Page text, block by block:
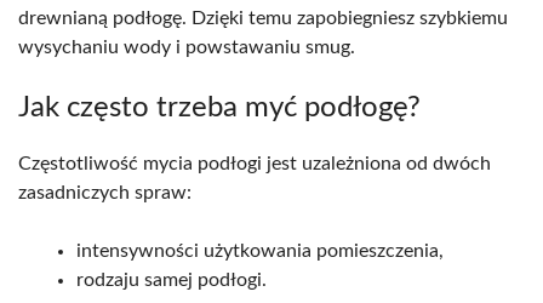
drewnianą podłogę. Dzięki temu zapobiegniesz szybkiemu
wysychaniu wody i powstawaniu smug.
Jak często trzeba myć podłogę?
Częstotliwość mycia podłogi jest uzależniona od dwóch
zasadniczych spraw:
intensywności użytkowania pomieszczenia,
rodzaju samej podłogi.